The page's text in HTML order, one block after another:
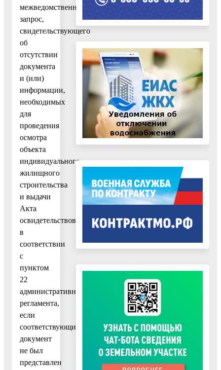
межведомственный
запрос,
свидетельствующего
об
отсутствии
документа
и (или)
информации,
необходимых
для
проведения
осмотра
объекта
индивидуального
жилищного
строительства
и выдачи
Акта
освидетельствования
в
соответствии
с
пунктом
22
административного
регламента,
если
соответствующий
документ
не был
представлен